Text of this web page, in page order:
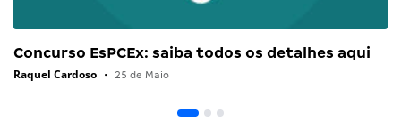
Concurso EsPCEx: saiba todos os detalhes aqui
Raquel Cardoso • 25 de Maio